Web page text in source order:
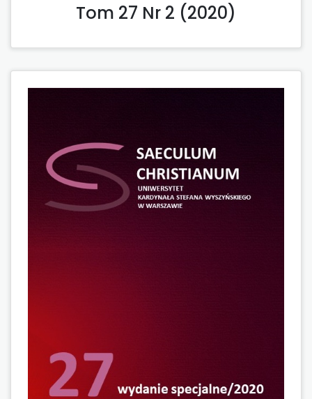
Tom 27 Nr 2 (2020)